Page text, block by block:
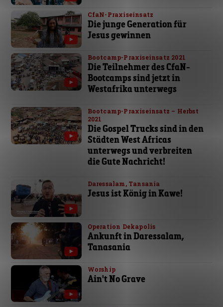
CfaN-Praxiseinsatz
Die junge Generation für
Jesus gewinnen
Bootcamp-Praxiseinsatz 2021
Die Teilnehmer des CfaN-
Bootcamps sind jetzt in
Westafrika unterwegs
Bootcamp-Praxiseinsatz – Herbst
2021
Die Gospel Trucks sind in den
Städten West Africas
unterwegs und verbreiten
die Gute Nachricht!
Daressalam, Tansania
Jesus ist König in Kawe!
Operation Dekapolis
Ankunft in Daressalam,
Tanasania
Worship
Ain't No Grave